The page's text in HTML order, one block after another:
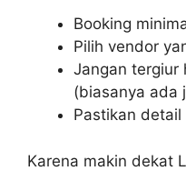
Booking
Pilih vendor
Jangan tergiur
(biasanya ada
Pastikan
Karena makin dekat